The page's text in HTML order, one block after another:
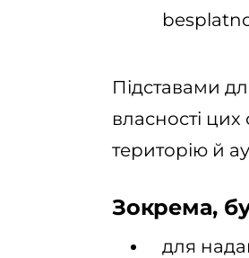
Підставами
власності цих
територію й
Зокрема,
для